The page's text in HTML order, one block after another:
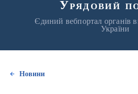
Урядовий
Єдиний вебпортал органів
України
Новини